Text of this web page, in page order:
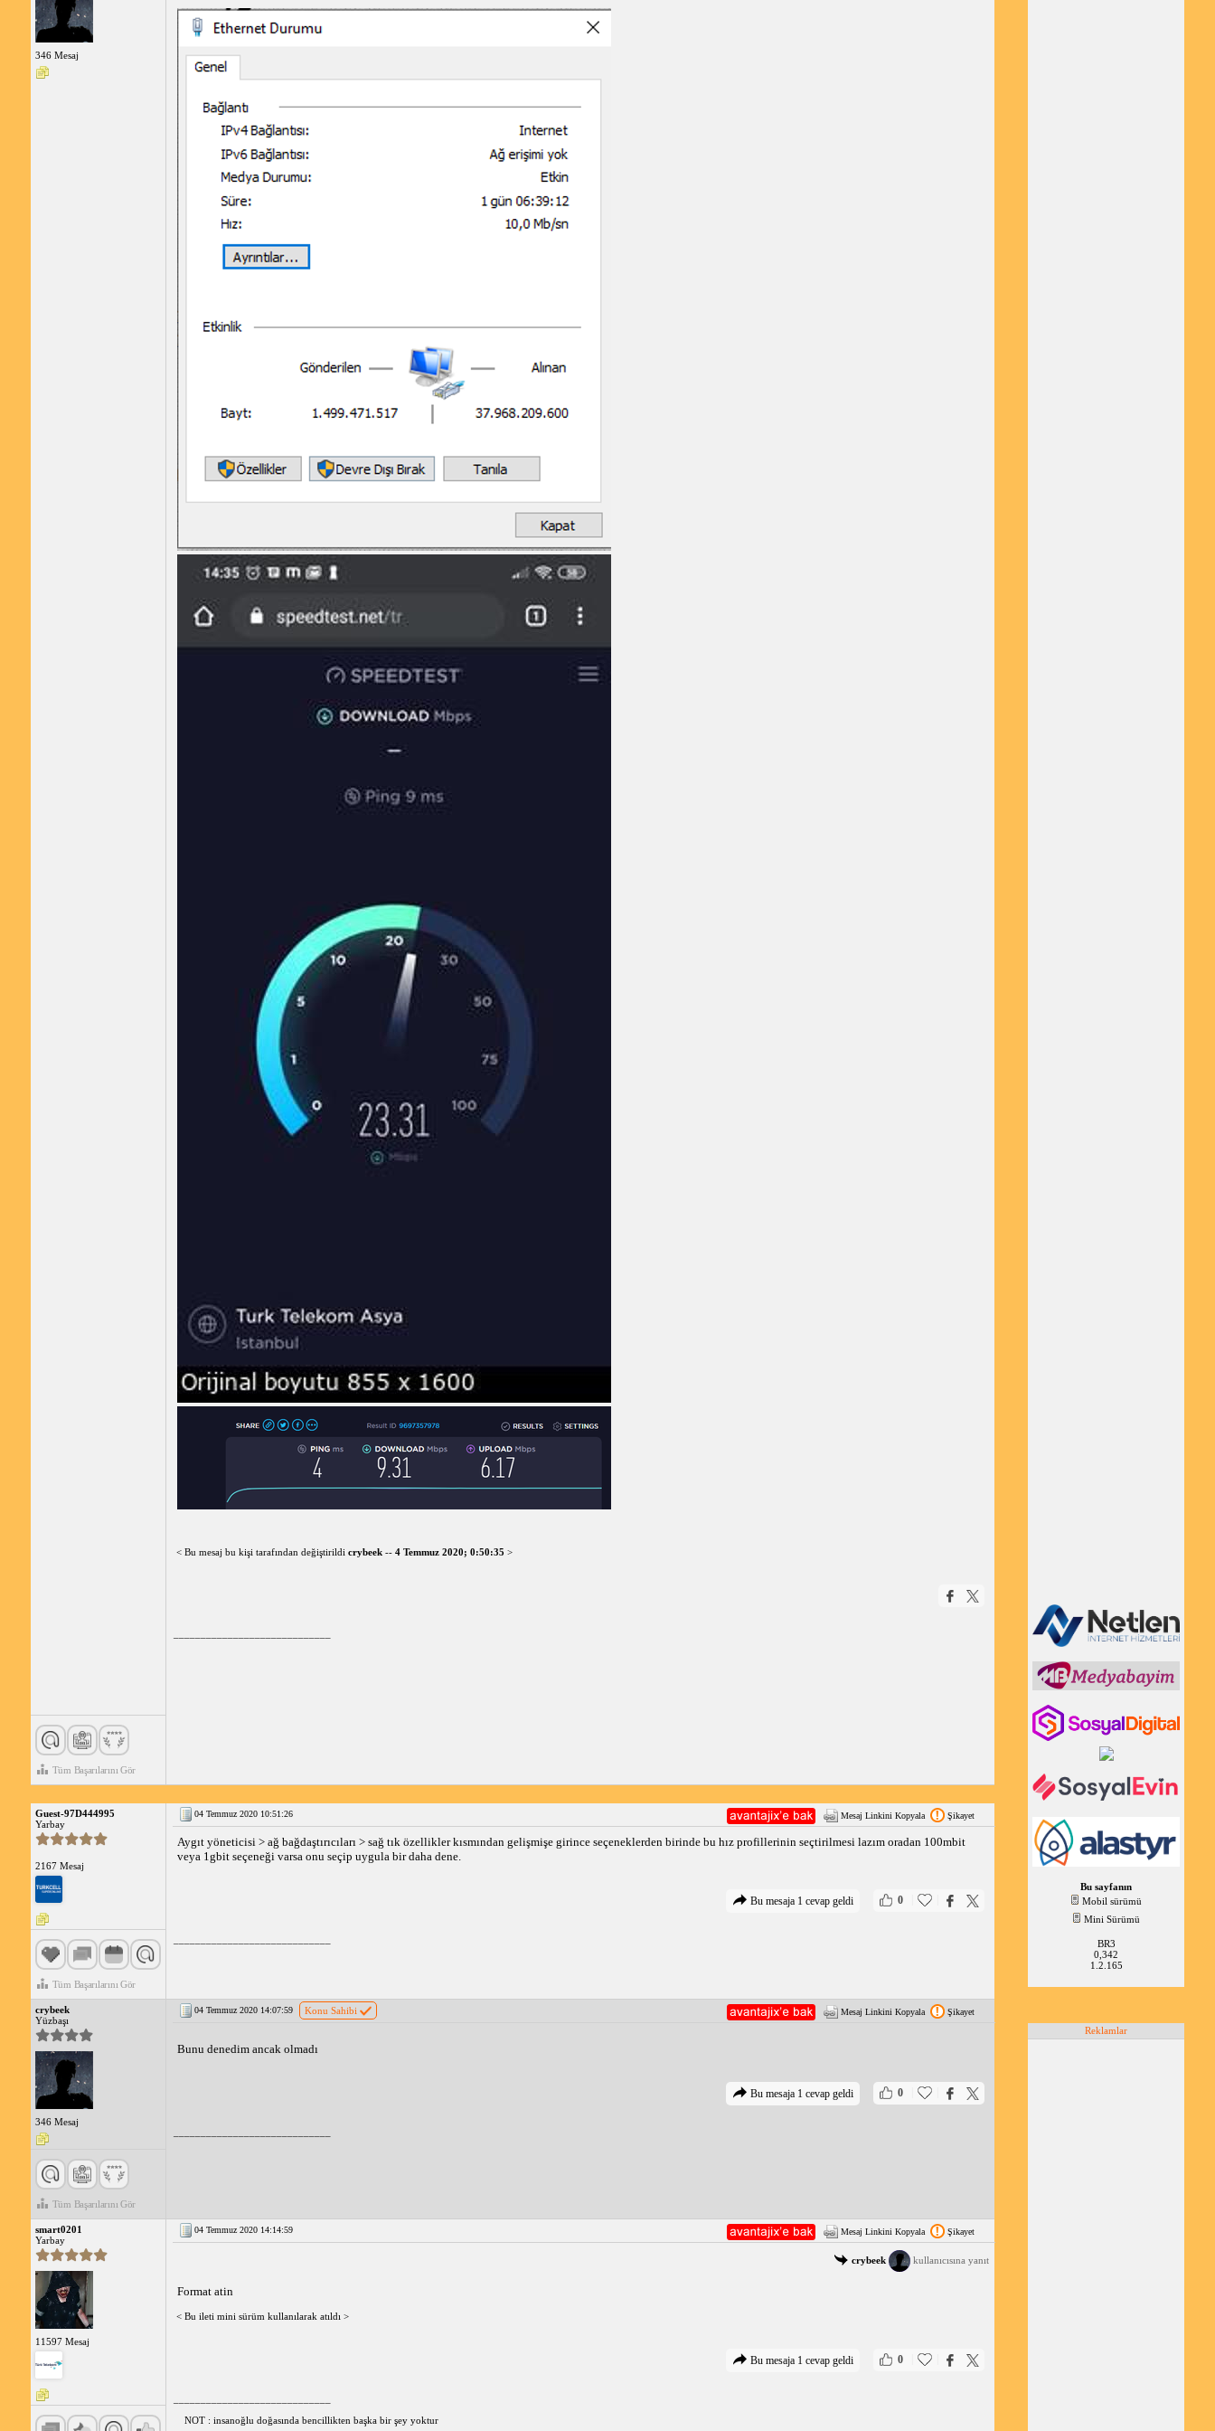
346 Mesaj
Tüm Başarılarını Gör
< Bu mesaj bu kişi tarafından değiştirildi crybeek-- 4 Temmuz 2020; 0:50:35 >
Guest-97D444995
Yarbay
2167 Mesaj
Tüm Başarılarını Gör
04 Temmuz 2020 10:51:26 Mesaj Linkini Kopyala Şikayet
Aygıt yöneticisi > ağ bağdaştırıcıları > sağ tık özellikler kısmından gelişmişe girince seçeneklerden birinde bu hız profillerinin seçtirilmesi lazım oradan 100mbit
veya 1gbit seçeneği varsa onu seçip uygula bir daha dene.
0
Bu mesaja 1 cevap geldi
crybeek
Yüzbaşı
346 Mesaj
Tüm Başarılarını Gör
04 Temmuz 2020 14:07:59 Konu Sahibi Mesaj Linkini Kopyala Şikayet
Bunu denedim ancak olmadı
0
Bu mesaja 1 cevap geldi
smart0201
Yarbay
11597 Mesaj
04 Temmuz 2020 14:14:59 Mesaj Linkini Kopyala Şikayet
crybeek kullanıcısına yanıt
Format atin
< Bu ileti mini sürüm kullanılarak atıldı >
0
Bu mesaja 1 cevap geldi
NOT : insanoğlu doğasında bencillikten başka bir şey yoktur
Bu sayfanın
Mobil sürümü
Mini Sürümü
BR3
0,342
1.2.165
Reklamlar